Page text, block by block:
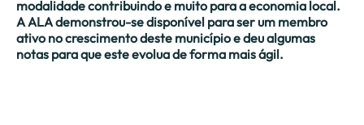
modalidade contribuindo e muito para a economia local.
A ALA demonstrou-se disponível para ser um membro
ativo no crescimento deste município e deu algumas
notas para que este evolua de forma mais ágil.